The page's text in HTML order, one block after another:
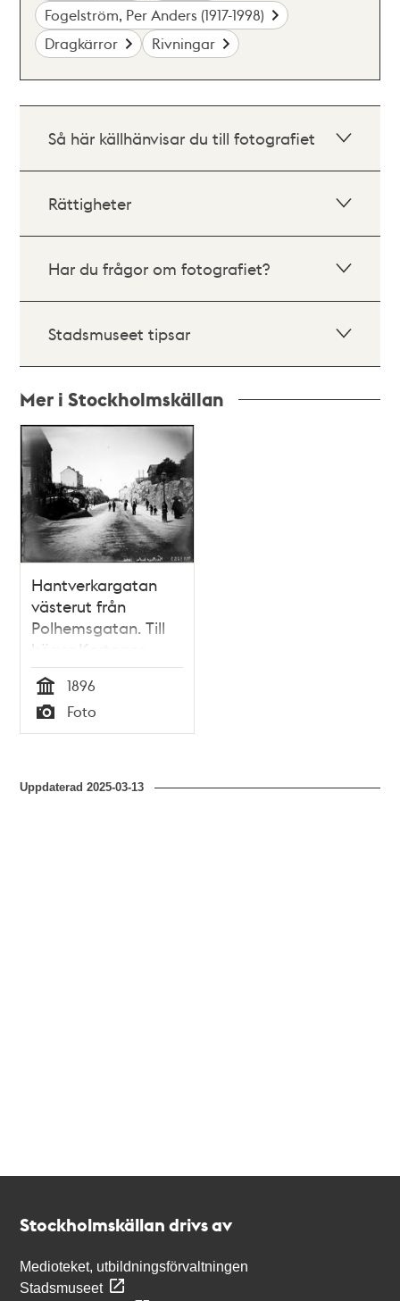
Fogelström, Per Anders (1917-1998)
Dragkärror
Rivningar
Så här källhänvisar du till fotografiet
Rättigheter
Har du frågor om fotografiet?
Stadsmuseet tipsar
Mer i Stockholmskällan
Relaterade
poster
och
teman
Hantverkargatan
västerut från
Polhemsgatan. Till
höger Kartagos
backe
Tid
1896
Typ
Foto
Uppdaterad2025-03-13
Stockholmskällan drivs av
Medioteket, utbildningsförvaltningen
Stadsmuseet